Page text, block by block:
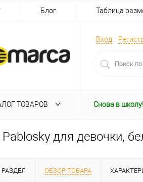
Блог Таблица
Вход
ТОВАРОВ Снова в школу!
Pablosky для девочки,
РАЗДЕЛ ОБЗОР ТОВАРА